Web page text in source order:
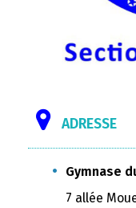
ADRESSE
Gymnase
7 allée